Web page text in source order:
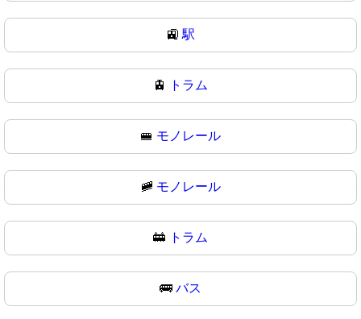
🚉駅
🚊 トラム
🚝 モノレール
🚞 モノレール
🚋 トラム
🚌 バス